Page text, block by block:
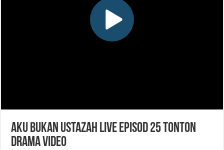
Aku Bukan Ustazah Live Episod 25 Tonton
Drama Video